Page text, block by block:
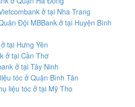
ở tại Nha Trang
Đội MBBank ở tại Huyện Bình
tại Hưng Yên
ở tại Cần Thơ
ở tại Tây Ninh
tóc ở Quận Bình Tân
liệu tóc ở tại Mỹ Tho